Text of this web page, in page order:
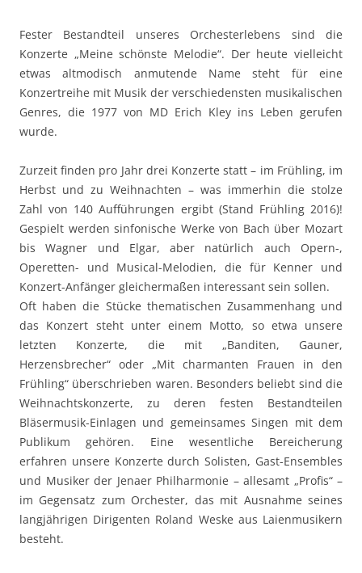
Fester Bestandteil unseres Orchesterlebens sind die
Konzerte „Meine schönste Melodie“. Der heute vielleicht
etwas altmodisch anmutende Name steht für eine
Konzertreihe mit Musik der verschiedensten musikalischen
Genres, die 1977 von MD Erich Kley ins Leben gerufen
wurde.
Zurzeit finden pro Jahr drei Konzerte statt – im Frühling, im
Herbst und zu Weihnachten – was immerhin die stolze
Zahl von 140 Aufführungen ergibt (Stand Frühling 2016)!
Gespielt werden sinfonische Werke von Bach über Mozart
bis Wagner und Elgar, aber natürlich auch Opern-,
Operetten- und Musical-Melodien, die für Kenner und
Konzert-Anfänger gleichermaßen interessant sein sollen.
Oft haben die Stücke thematischen Zusammenhang und
das Konzert steht unter einem Motto, so etwa unsere
letzten Konzerte, die mit „Banditen, Gauner,
Herzensbrecher“ oder „Mit charmanten Frauen in den
Frühling“ überschrieben waren. Besonders beliebt sind die
Weihnachtskonzerte, zu deren festen Bestandteilen
Bläsermusik-Einlagen und gemeinsames Singen mit dem
Publikum gehören. Eine wesentliche Bereicherung
erfahren unsere Konzerte durch Solisten, Gast-Ensembles
und Musiker der Jenaer Philharmonie – allesamt „Profis“ –
im Gegensatz zum Orchester, das mit Ausnahme seines
langjährigen Dirigenten Roland Weske aus Laienmusikern
besteht.